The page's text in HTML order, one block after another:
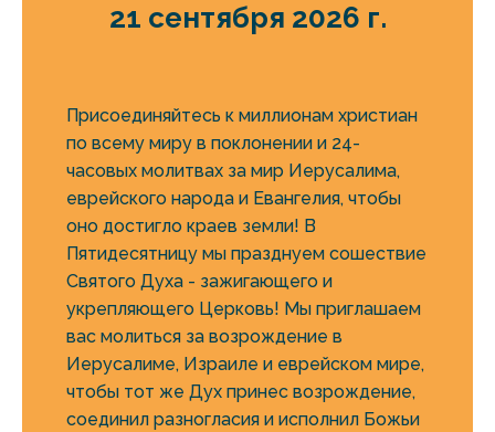
21 сентября 2026 г.
Присоединяйтесь к миллионам христиан
по всему миру в поклонении и 24-
часовых молитвах за мир Иерусалима,
еврейского народа и Евангелия, чтобы
оно достигло краев земли! В
Пятидесятницу мы празднуем сошествие
Святого Духа - зажигающего и
укрепляющего Церковь! Мы приглашаем
вас молиться за возрождение в
Иерусалиме, Израиле и еврейском мире,
чтобы тот же Дух принес возрождение,
соединил разногласия и исполнил Божьи